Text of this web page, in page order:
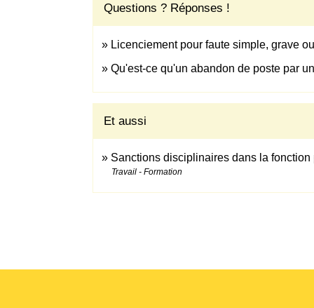
Questions ? Réponses !
Licenciement pour faute simple, grave
Qu'est-ce qu'un abandon de poste par
Et aussi
Sanctions disciplinaires dans la fonction
Travail - Formation